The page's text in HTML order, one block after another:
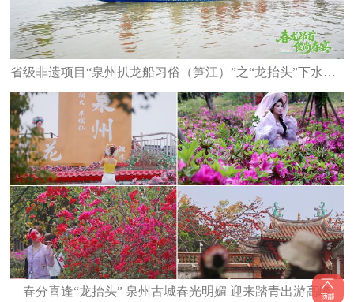
省级非遗项目“泉州扒龙船习俗（笋江）”之“龙抬头”下水仪式举行
春分喜逢“龙抬头” 泉州古城春光明媚 迎来踏青出游高峰